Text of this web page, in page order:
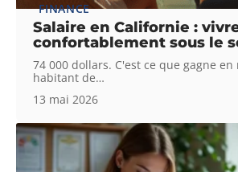
FINANCE
Salaire en Californie :
confortablement sous le
74 000 dollars. C'est ce que gagne
habitant de…
13 mai 2026